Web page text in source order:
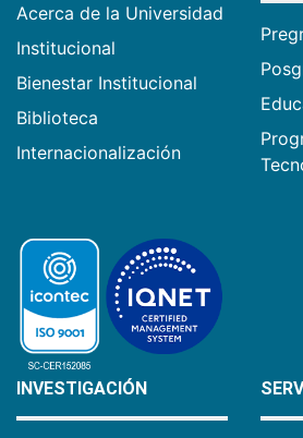
Acerca de la Universidad
Institucional
Bienestar Institucional
Biblioteca
Internacionalización
INVESTIGACIÓN